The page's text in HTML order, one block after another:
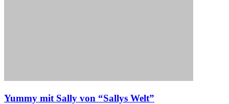
Yummy mit Sally von “Sallys Welt”